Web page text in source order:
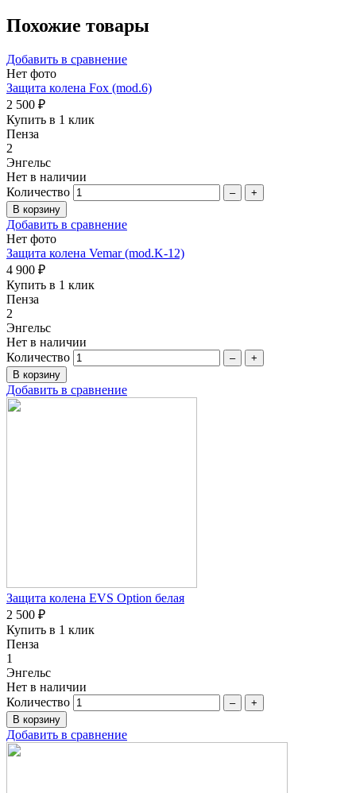
Похожие товары
Добавить в сравнение
Нет фото
Защита колена Fox (mod.6)
2 500 ₽
Купить в 1 клик
Пенза
2
Энгельс
Нет в наличии
Количество
– +
Добавить в сравнение
Нет фото
Защита колена Vemar (mod.K-12)
4 900 ₽
Купить в 1 клик
Пенза
2
Энгельс
Нет в наличии
Количество
– +
Добавить в сравнение
Защита колена EVS Option белая
2 500 ₽
Купить в 1 клик
Пенза
1
Энгельс
Нет в наличии
Количество
– +
Добавить в сравнение